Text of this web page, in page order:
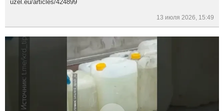
uzel.eu/articles/424899
13 июля 2026, 15:49